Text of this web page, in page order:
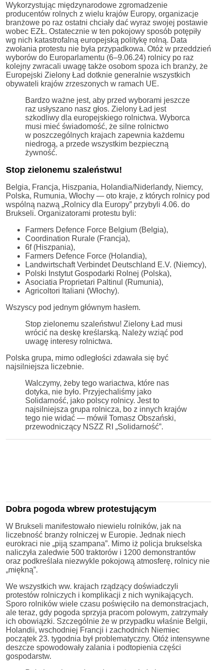
Wykorzystując międzynarodowe zgromadzenie
producentów rolnych z wielu krajów Europy, organizacje
branżowe po raz ostatni chciały dać wyraz swojej postawie
wobec EZŁ. Ostatecznie w ten pokojowy sposób potępiły
wg nich katastrofalną europejską politykę rolną. Data
zwołania protestu nie była przypadkowa. Otóż w przeddzień
wyborów do Europarlamentu (6–9.06.24) rolnicy po raz
kolejny zwracali uwagę także osobom spoza ich branży, że
Europejski Zielony Ład dotknie generalnie wszystkich
obywateli krajów zrzeszonych w ramach UE.
Bardzo ważne jest, aby przed wyborami jeszcze
raz usłyszano nasz głos. Zielony Ład jest
szkodliwy dla europejskiego rolnictwa. Wyborca ​​
musi mieć świadomość, że silne rolnictwo
w poszczególnych krajach zapewnia każdemu
niedrogą, a przede wszystkim bezpieczną
żywność.
Stop zielonemu szaleństwu!
Belgia, Francja, Hiszpania, Holandia/Niderlandy, Niemcy,
Polska, Rumunia, Włochy — oto kraje, z których rolnicy pod
wspólną nazwą „Rolnicy dla Europy” przybyli 4.06. do
Brukseli. Organizatorami protestu byli:
Farmers Defence Force Belgium (Belgia),
Coordination Rurale (Francja),
6f (Hiszpania),
Farmers Defence Force (Holandia),
Landwirtschaft Verbindet Deutschland E.V. (Niemcy),
Polski Instytut Gospodarki Rolnej (Polska),
Asociatia Proprietari Paltinul (Rumunia),
Agricoltori Italiani (Włochy).
Wszyscy pod jednym głównym hasłem.
Stop zielonemu szaleństwu! Zielony Ład musi
wrócić na deskę kreślarską. Należy wziąć pod
uwagę interesy rolnictwa.
Polska grupa, mimo odległości zdawała się być
najsilniejsza liczebnie.
Walczymy, żeby tego wariactwa, które nas
dotyka, nie było. Przyjechaliśmy jako
Solidarność, jako polscy rolnicy. Jest to
najsilniejsza grupa rolnicza, bo z innych krajów
tego nie widać — mówił Tomasz Obszański,
przewodniczący NSZZ RI „Solidarność”.
Dobra pogoda wbrew protestującym
W Brukseli manifestowało niewielu rolników, jak na
liczebność branży rolniczej w Europie. Jednak niech
eurokraci nie „piją szampana”. Mimo iż policja brukselska
naliczyła zaledwie 500 traktorów i 1200 demonstrantów
oraz podkreślała niezwykle pokojową atmosferę, rolnicy nie
„miękną”.
We wszystkich ww. krajach rządzący doświadczyli
protestów rolniczych i komplikacji z nich wynikających.
Sporo rolników wiele czasu poświęciło na demonstracjach,
ale teraz, gdy pogoda sprzyja pracom polowym, zatrzymały
ich obowiązki. Szczególnie że w przypadku właśnie Belgii,
Holandii, wschodniej Francji i zachodnich Niemiec
początek 23. tygodnia był problematyczny. Otóż intensywne
deszcze spowodowały zalania i podtopienia części
gospodarstw.